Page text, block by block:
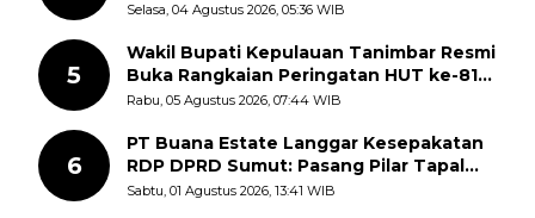
Disorot Warga
Selasa, 04 Agustus 2026, 05:36 WIB
5
Wakil Bupati Kepulauan Tanimbar Resmi
Buka Rangkaian Peringatan HUT ke-81
Kemerdekaan RI, ASN Diajak Perkuat
Rabu, 05 Agustus 2026, 07:44 WIB
6
PT Buana Estate Langgar Kesepakatan
RDP DPRD Sumut: Pasang Pilar Tapal
Batas Sepihak Tanpa Libatkan
Sabtu, 01 Agustus 2026, 13:41 WIB